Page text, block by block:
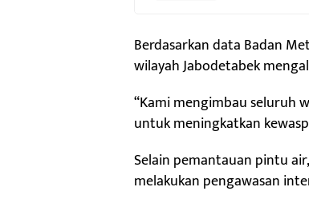
Berdasarkan data Badan
wilayah Jabodetabek
“Kami mengimbau seluruh
untuk meningkatkan
Selain pemantauan pintu
melakukan pengawasan